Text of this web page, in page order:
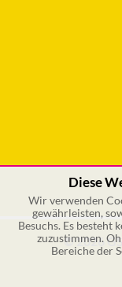
© 2026
Diese
Wir verwenden
gewährleisten,
Besuchs. Es besteht
zuzustimmen.
Bereiche der